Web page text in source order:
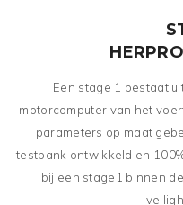
Een stage 1 bestaat
motorcomputer van het
parameters op maat
testbank ontwikkeld en
bij een stage1 binnen